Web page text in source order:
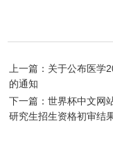
上一篇：关于公布医
的通知
下一篇：世界杯中文网
研究生招生资格初审结